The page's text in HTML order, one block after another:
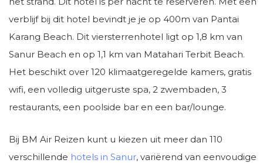
verblijf bij dit hotel bevindt je je op 400m van Pantai
Karang Beach. Dit viersterrenhotel ligt op 1,8 km van
Sanur Beach en op 1,1 km van Matahari Terbit Beach.
Het beschikt over 120 klimaatgeregelde kamers, gratis
wifi, een volledig uitgeruste spa, 2 zwembaden, 3
restaurants, een poolside bar en een bar/lounge.
Bij BM Air Reizen kunt u kiezen uit meer dan 110
verschillende hotels in Sanur, variërend van eenvoudige